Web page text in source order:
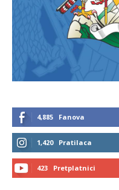
4,885 Fanova
1,420 Pratilaca
423 Pretplatnici